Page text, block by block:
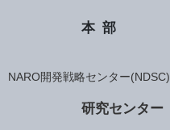
本部
NARO開発戦略センター(NDSC)
研究センター